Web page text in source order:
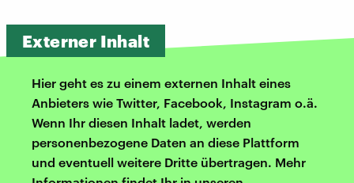
Externer Inhalt
Hier geht es zu einem externen Inhalt eines
Anbieters wie Twitter, Facebook, Instagram o.ä.
Wenn Ihr diesen Inhalt ladet, werden
personenbezogene Daten an diese Plattform
und eventuell weitere Dritte übertragen. Mehr